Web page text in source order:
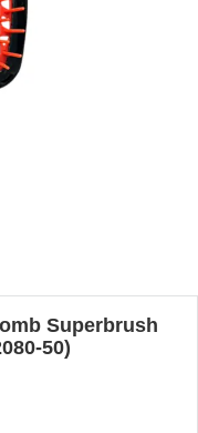
Superbrush
50)